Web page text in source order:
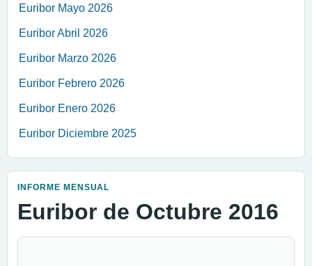
Euribor Mayo 2026
Euribor Abril 2026
Euribor Marzo 2026
Euribor Febrero 2026
Euribor Enero 2026
Euribor Diciembre 2025
INFORME MENSUAL
Euribor de Octubre 2016